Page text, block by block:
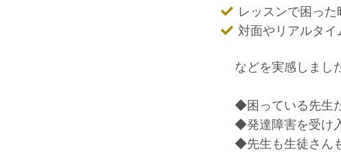
レッスンで困っ
対面やリアルタ
などを実感しまし
◆困っている先生
◆発達障害を受け
◆先生も生徒さん